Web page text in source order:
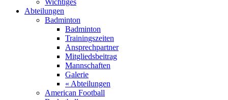
Wichtiges
Abteilungen
Badminton
Badminton
Trainingszeiten
Ansprechpartner
Mitgliedsbeitrag
Mannschaften
Galerie
« Abteilungen
American Football